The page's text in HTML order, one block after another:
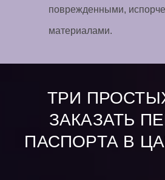
поврежденными,
материалами.
ТРИ
ЗАКАЗАТЬ
ПАСПОРТА В